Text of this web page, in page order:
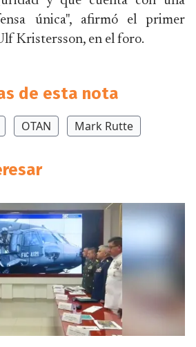
única", afirmó el primer
Kristersson, en el foro.
de esta nota
OTAN Mark Rutte